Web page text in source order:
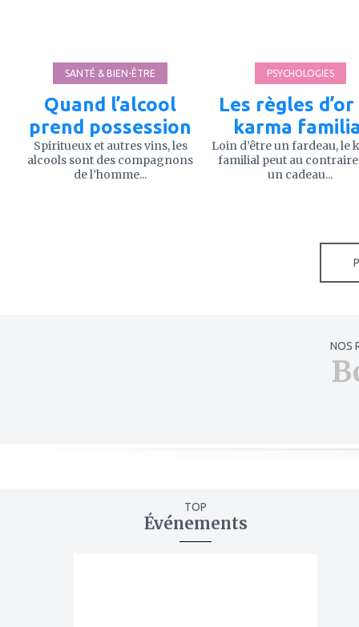
SANTÉ & BIEN-ÊTRE
Quand l’alcool
prend possession
Spiritueux et autres vins, les
alcools sont des compagnons
de l’homme...
PSYCHOLOGIES
Les règles d’or
karma
Loin d’être un fardeau, le
familial peut au
un cadeau...
NOS
TOP
Événements